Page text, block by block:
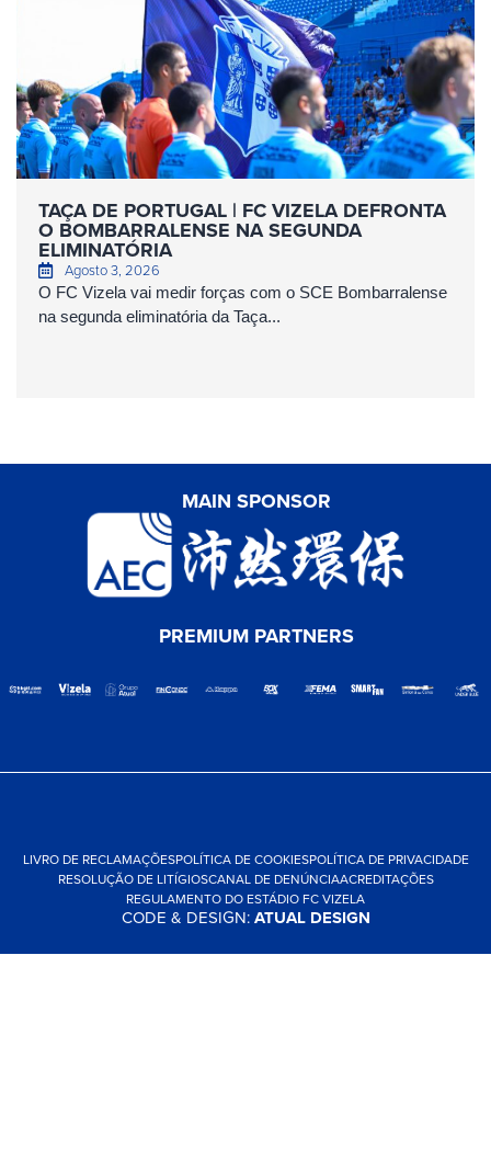
TAÇA DE PORTUGAL | FC VIZELA DEFRONTA
O BOMBARRALENSE NA SEGUNDA
ELIMINATÓRIA
Agosto 3, 2026
O FC Vizela vai medir forças com o SCE Bombarralense
na segunda eliminatória da Taça...
MAIN SPONSOR
PREMIUM PARTNERS
LIVRO DE RECLAMAÇÕESPOLÍTICA DE COOKIESPOLÍTICA DE PRIVACIDADE
RESOLUÇÃO DE LITÍGIOSCANAL DE DENÚNCIAACREDITAÇÕES
REGULAMENTO DO ESTÁDIO FC VIZELA
CODE & DESIGN:ATUAL DESIGN